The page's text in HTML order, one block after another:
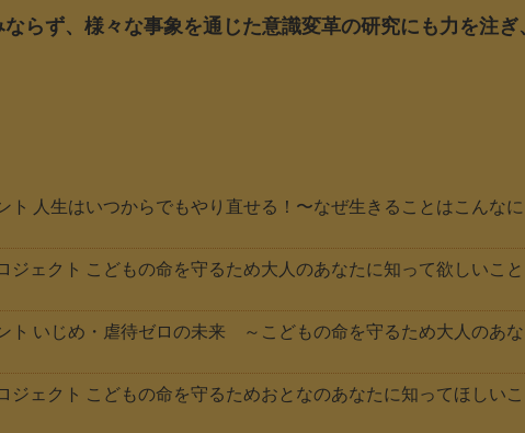
らず、様々な事象を通じた意識変革の研究にも力を注
ト 人生はいつからでもやり直せる！〜なぜ生きることはこんな
ジェクト こどもの命を守るため大人のあなたに知って欲しいこと
ト いじめ・虐待ゼロの未来 ～こどもの命を守るため大人のあ
ジェクト こどもの命を守るためおとなのあなたに知ってほしいこ